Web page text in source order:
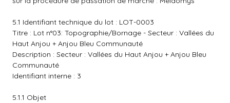
5.1 Identifiant technique du lot : LOT-0003
Titre : Lot n°03: Topographie/Bornage - Secteur : Vallées du
Haut Anjou + Anjou Bleu Communauté
Description : Secteur : Vallées du Haut Anjou + Anjou Bleu
Communauté
Identifiant interne : 3
5.1.1 Objet